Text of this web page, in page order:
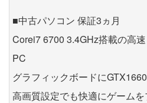
■中古パソコン 保証3ヵ月
Corei7 6700 3.4GHz搭載の高
PC
グラフィックボードに
高画質設定でも快適にゲーム